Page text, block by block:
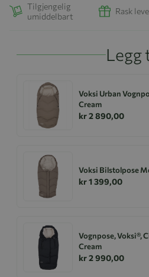
Tilgjengelig
umiddelbart
Rask
Legg
Voksi Urban
Cream
kr 2 890,00
Voksi Bilstolpose
kr 1 399,00
Vognpose, Voksi®,
Cream
kr 2 990,00